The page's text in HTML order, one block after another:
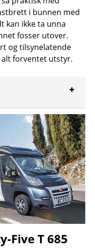
i bunnen med
kan ikke ta unna
fosser utover.
og tilsynelatende
forventet utstyr.
Five T 685